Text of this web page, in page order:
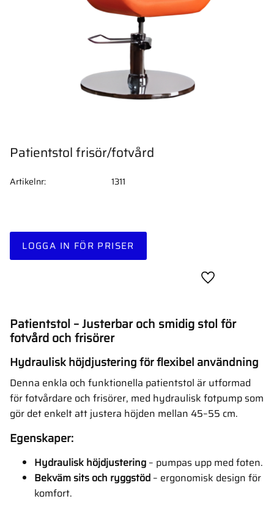
Patientstol frisör/fotvård
LOGGA IN FÖR PRISER
Lägg till i
Artikelnr 1311
Patientstol – Justerbar och smidig stol för
fotvård och frisörer
Hydraulisk höjdjustering för flexibel användning
Denna enkla och funktionella patientstol är utformad
för fotvårdare och frisörer, med hydraulisk fotpump som
gör det enkelt att justera höjden mellan 45–55 cm.
Egenskaper:
Hydraulisk höjdjustering – pumpas upp med foten.
Bekväm sits och ryggstöd – ergonomisk design för
komfort.